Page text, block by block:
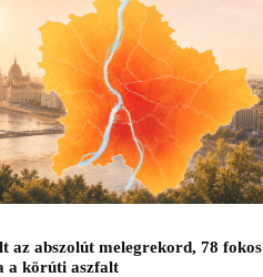
az abszolút melegrekord, 78 fokos
a körúti aszfalt